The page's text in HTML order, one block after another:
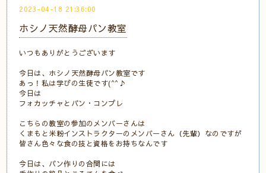
2023-04-18 21:36:00
ホシノ天然酵母パン教室
いつもありがとうございます
今日は、ホシノ天然酵母パン教室です
あっ！私は学びの生徒です(^^♪
今日は
フォカッチャとパン・コンプレ
こちらの教室の参加のメンバーさんは
くまもと米粉インストラクターのメンバーさん（先輩）なのですが
皆さん色々な食の技と資格をお持ちなんです
今日は、パン作りの合間には